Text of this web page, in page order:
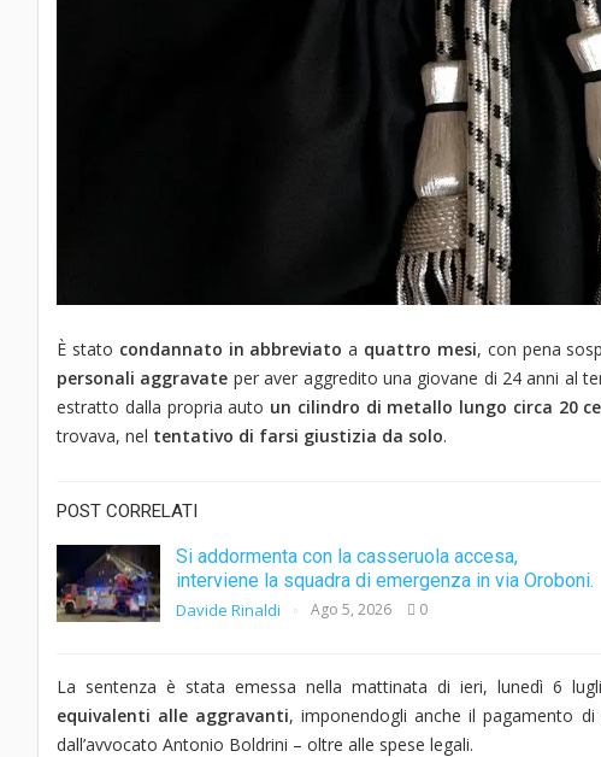
È stato condannato in abbreviato a quattro mesi, con pena
personali aggravate per aver aggredito una giovane di 24 anni al
estratto dalla propria auto un cilindro di metallo lungo circa 20
trovava, nel tentativo di farsi giustizia da solo.
POST CORRELATI
Si addormenta con la casseruola accesa,
interviene la squadra di emergenza in via Oroboni.
Davide Rinaldi Ago 5, 2026 0
La sentenza è stata emessa nella mattinata di ieri, lunedì 6
equivalenti alle aggravanti, imponendogli anche il pagamento di
dall’avvocato Antonio Boldrini – oltre alle spese legali.